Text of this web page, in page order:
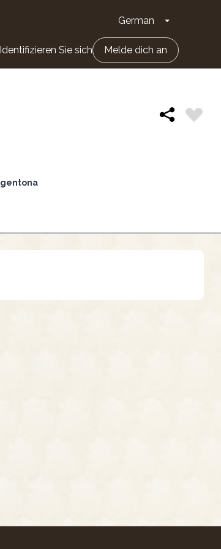
German Dropdown-
Identifizieren Sie sich Melde dich an